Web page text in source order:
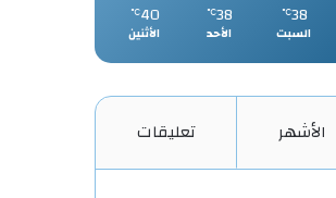
38
℃
السبت
38
℃
الأحد
40
℃
الأثنين
الأشهر تعليقات